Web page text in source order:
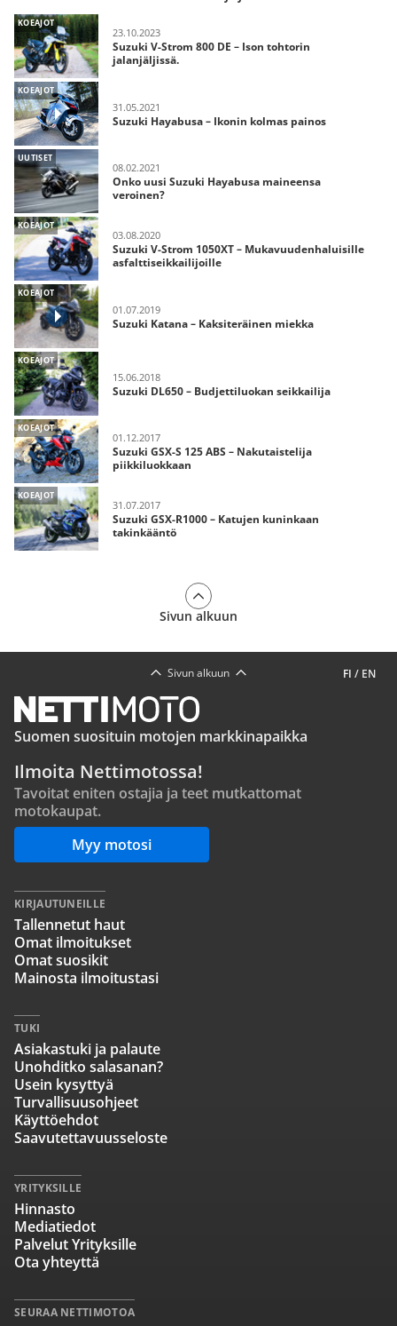
KOEAJOT
23.10.2023
Suzuki V-Strom 800 DE – Ison tohtorin
jalanjäljissä.
KOEAJOT
31.05.2021
Suzuki Hayabusa – Ikonin kolmas painos
UUTISET
08.02.2021
Onko uusi Suzuki Hayabusa maineensa
veroinen?
KOEAJOT
03.08.2020
Suzuki V-Strom 1050XT – Mukavuudenhaluisille
asfalttiseikkailijoille
KOEAJOT
01.07.2019
Suzuki Katana – Kaksiteräinen miekka
KOEAJOT
15.06.2018
Suzuki DL650 – Budjettiluokan seikkailija
KOEAJOT
01.12.2017
Suzuki GSX-S 125 ABS – Nakutaistelija
piikkiluokkaan
KOEAJOT
31.07.2017
Suzuki GSX-R1000 – Katujen kuninkaan
takinkääntö
Sivun alkuun
FI / EN
Sivun alkuun
Suomen suosituin motojen markkinapaikka
Ilmoita Nettimotossa!
Tavoitat eniten ostajia ja teet mutkattomat
motokaupat.
Myy motosi
SEURAA NETTIMOTOA
KIRJAUTUNEILLE
Tallennetut haut
Omat ilmoitukset
Omat suosikit
Mainosta ilmoitustasi
TUKI
Asiakastuki ja palaute
Unohditko salasanan?
Usein kysyttyä
Turvallisuusohjeet
Käyttöehdot
Saavutettavuusseloste
YRITYKSILLE
Hinnasto
Mediatiedot
Palvelut Yrityksille
Ota yhteyttä